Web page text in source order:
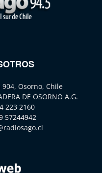
Osorno, Chile
DE OSORNO A.G.
223 2160
57244942